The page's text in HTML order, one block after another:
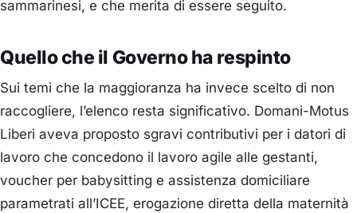
sammarinesi, e che merita di essere seguito.
Quello che il Governo ha respinto
Sui temi che la maggioranza ha invece scelto di non
raccogliere, l’elenco resta significativo. Domani-Motus
Liberi aveva proposto sgravi contributivi per i datori di
lavoro che concedono il lavoro agile alle gestanti,
voucher per babysitting e assistenza domiciliare
parametrati all’ICEE, erogazione diretta della maternità